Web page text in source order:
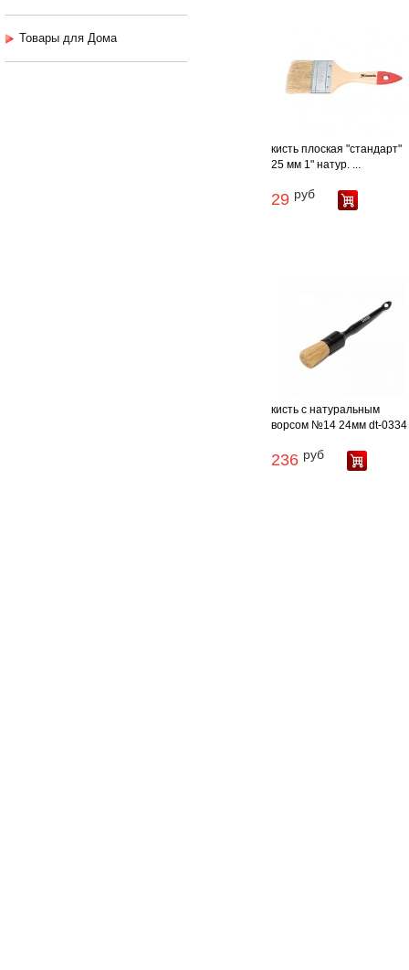
Товары для Дома
кисть плоская "стандарт"
25 мм 1" натур. ...
29 руб
кисть с натуральным
ворсом №14 24мм dt-0334
236 руб